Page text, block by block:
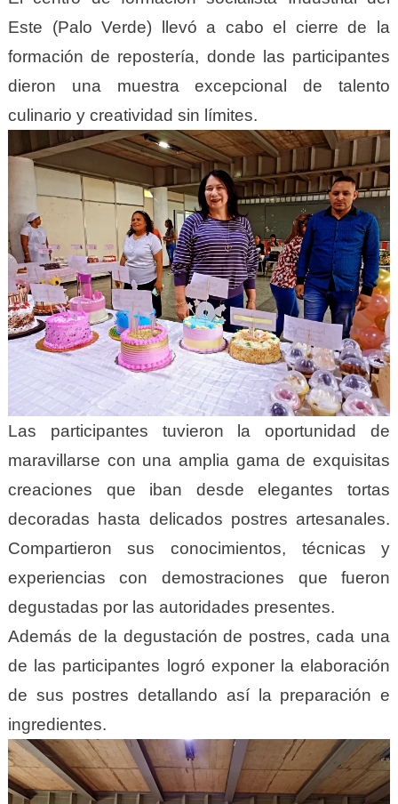
Este (Palo Verde) llevó a cabo el cierre de la
formación de repostería, donde las participantes
dieron una muestra excepcional de talento
culinario y creatividad sin límites.
Las participantes tuvieron la oportunidad de
maravillarse con una amplia gama de exquisitas
creaciones que iban desde elegantes tortas
decoradas hasta delicados postres artesanales.
Compartieron sus conocimientos, técnicas y
experiencias con demostraciones que fueron
degustadas por las autoridades presentes.
Además de la degustación de postres, cada una
de las participantes logró exponer la elaboración
de sus postres detallando así la preparación e
ingredientes.